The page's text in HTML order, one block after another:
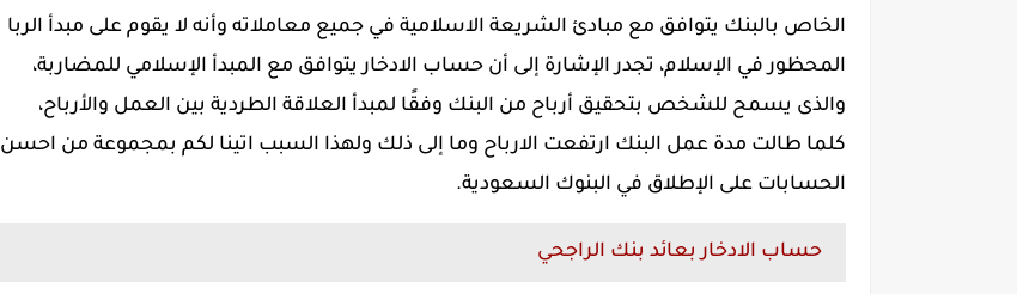
الخاص بالبنك يتوافق مع مبادئ الشريعة الاسلامية في جميع معاملاته وأنه لا يقوم على مبدأ الربا
المحظور في الإسلام، تجدر الإشارة إلى أن حساب الادخار يتوافق مع المبدأ الإسلامي للمضاربة،
والذى يسمح للشخص بتحقيق أرباح من البنك وفقًا لمبدأ العلاقة الطردية بين العمل والأرباح،
كلما طالت مدة عمل البنك ارتفعت الارباح وما إلى ذلك ولهذا السبب اتينا لكم بمجموعة من احسن
الحسابات على الإطلاق في البنوك السعودية.
حساب الادخار بعائد بنك الراجحي